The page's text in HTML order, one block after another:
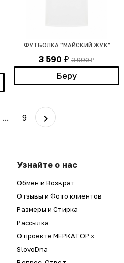
ФУТБОЛКА "МАЙСКИЙ ЖУК"
3 590 ₽ 3 990₽
Беру
... 9
Узнайте о нас
Обмен и Возврат
Отзывы и Фото клиентов
Размеры и Стирка
Рассылка
О проекте МЕРКАТОР x
SlovoDna